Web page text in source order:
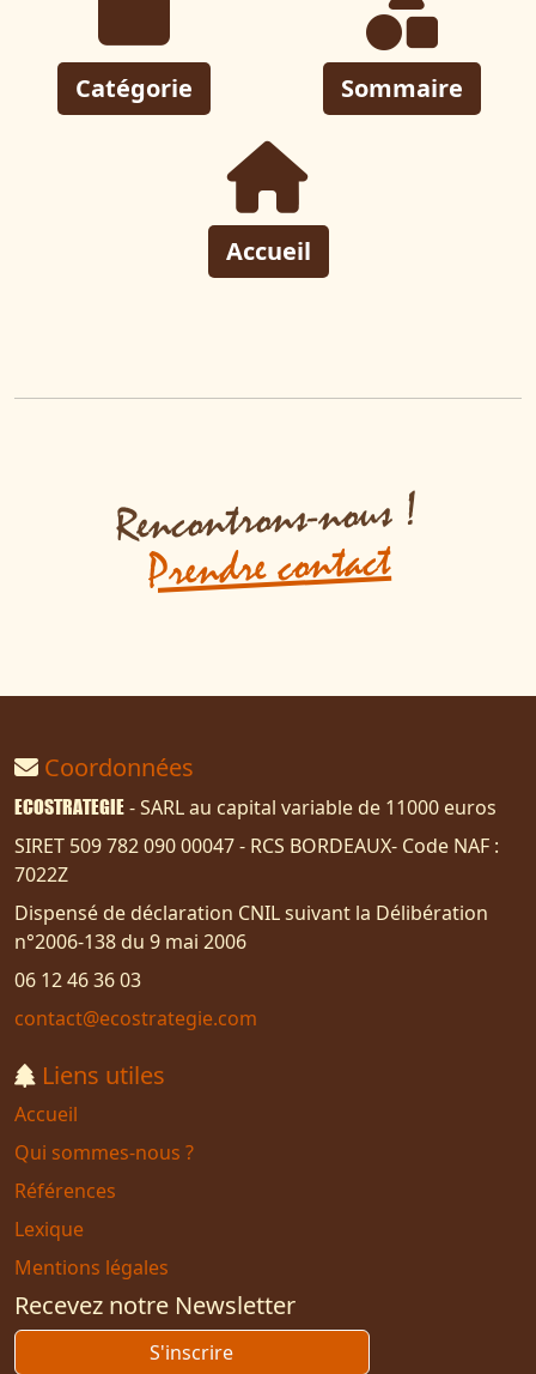
Catégorie
Accueil
Sommaire
Rencontrons-nous !
Prendre contact
Coordonnées
ECOSTRATEGIE - SARL au capital variable de 11000 euros
SIRET 509 782 090 00047 - RCS BORDEAUX- Code NAF :
7022Z
Dispensé de déclaration CNIL suivant la Délibération
n°2006-138 du 9 mai 2006
06 12 46 36 03
contact@ecostrategie.com
Liens utiles
Accueil
Qui sommes-nous ?
Références
Lexique
Mentions légales
Recevez notre Newsletter
S'inscrire